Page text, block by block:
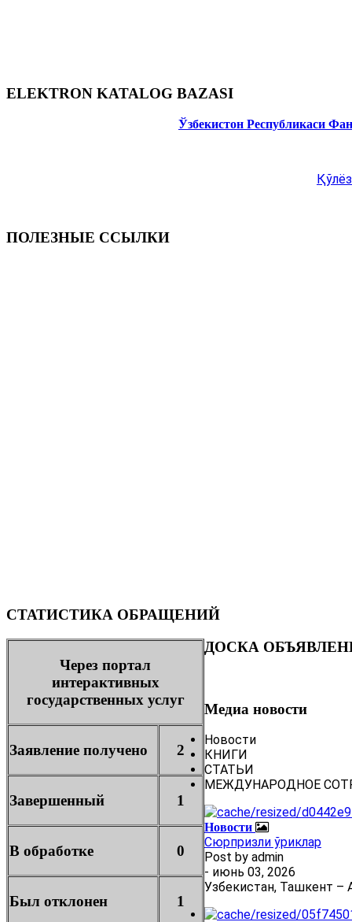
ELEKTRON KATALOG BAZASI
Ўзбекистон Республикаси
ПОЛЕЗНЫЕ ССЫЛКИ
СТАТИСТИКА ОБРАЩЕНИЙ
Через портал
интерактивных
государственных услуг
Заявление получено 2
Завершенный 1
В обработке 0
Был отклонен 1
ДОСКА
Медиа новости
Новости
КНИГИ
СТАТЬИ
МЕЖДУНАРОДНОЕ
Новости
Сюрпризли ўриклар
Post by admin
- июнь 03, 2026
Узбекистан, Ташкент –